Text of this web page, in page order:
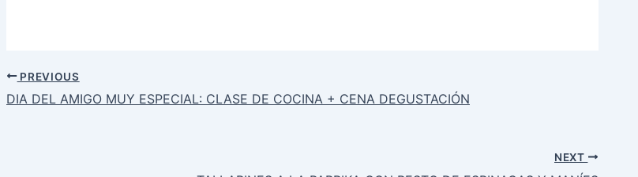
PREVIOUS
DIA DEL AMIGO MUY ESPECIAL: CLASE DE COCINA + CENA DEGUSTACIÓN
NEXT